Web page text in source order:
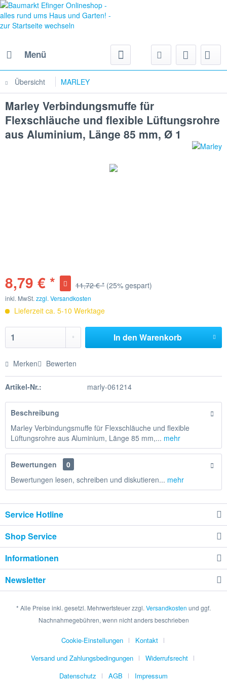
Menü
Übersicht MARLEY
Marley Verbindungsmuffe für
Flexschläuche und flexible Lüftungsrohre
aus Aluminium, Länge 85 mm, Ø 1
8,79 € * 11,72 € * (25% gespart)
inkl. MwSt. zzgl. Versandkosten
Lieferzeit ca. 5-10 Werktage
In den Warenkorb
Merken Bewerten
Artikel-Nr.: marly-061214
Beschreibung
Marley Verbindungsmuffe für Flexschläuche und flexible
Lüftungsrohre aus Aluminium, Länge 85 mm,... mehr
Bewertungen
0
Bewertungen lesen, schreiben und diskutieren... mehr
Service Hotline
Shop Service
Informationen
Newsletter
* Alle Preise inkl. gesetzl. Mehrwertsteuer zzgl. Versandkosten und ggf.
Nachnahmegebühren, wenn nicht anders beschrieben
Cookie-Einstellungen
Kontakt
Versand und Zahlungsbedingungen
Widerrufsrecht
Datenschutz
AGB Impressum